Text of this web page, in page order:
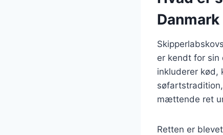
Danmark
er kendt for sin
inkluderer kød,
mættende ret
Retten er